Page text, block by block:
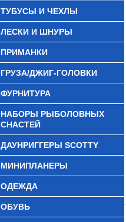
ТУБУСЫ И ЧЕХЛЫ
ЛЕСКИ И ШНУРЫ
ПРИМАНКИ
ГРУЗА/ДЖИГ-ГОЛОВКИ
ФУРНИТУРА
НАБОРЫ РЫБОЛОВНЫХ
СНАСТЕЙ
ДАУНРИГГЕРЫ SCOTTY
МИНИПЛАНЕРЫ
ОДЕЖДА
ОБУВЬ